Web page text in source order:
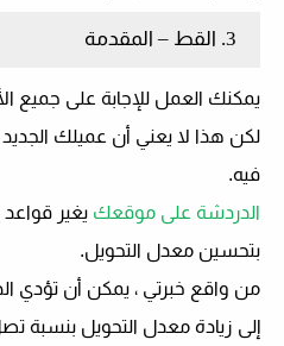
3. القط – المقدمة
يمكنك العمل للإجابة على جميع
لكن هذا لا يعني أن عميلك
فيه.
الدردشة على موقعك يغير قواعد
بتحسين معدل التحويل.
من واقع خبرتي ، يمكن أن تؤدي
إلى زيادة معدل التحويل بنسبة تصل